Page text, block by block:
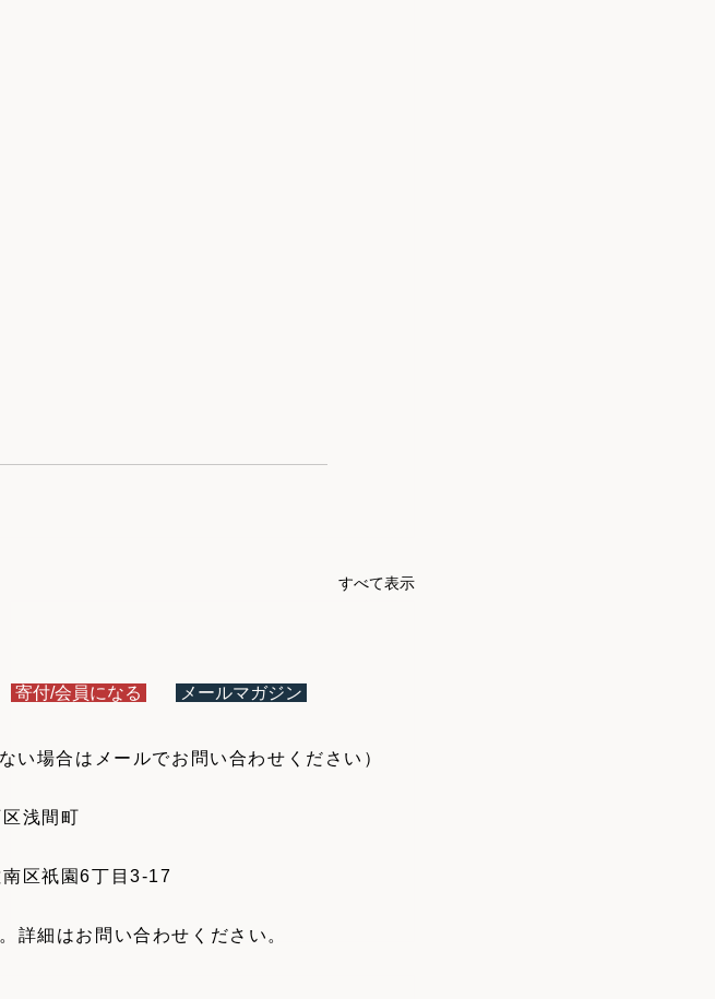
すべて表示
​寄付/会員になる メールマガジン
場合はメールでお問い合わせください）
浅間町
区祇園6丁目3-17
お問い合わせください。